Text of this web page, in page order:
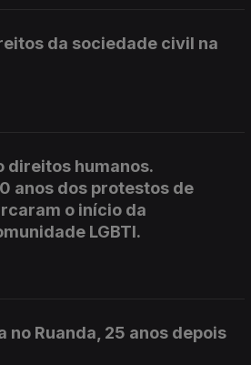
da sociedade civil na
direitos humanos.
anos dos protestos de
o início da
LGBTI.
no Ruanda, 25 anos depois